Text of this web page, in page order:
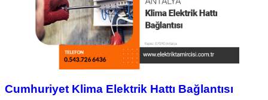
Cumhuriyet Klima Elektrik Hattı Bağlantısı